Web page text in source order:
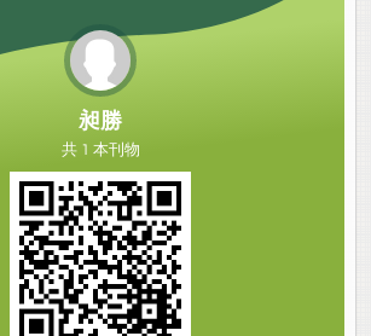
昶勝
共 1 本刊物